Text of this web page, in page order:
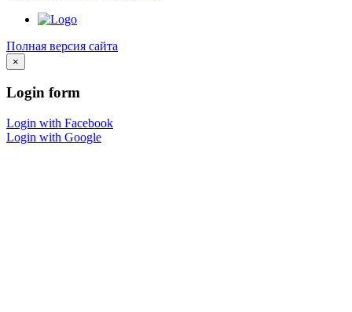
Полная версия сайта
×
Login form
Login with Facebook
Login with Google